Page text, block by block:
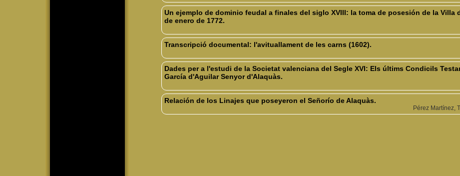
Un ejemplo de dominio feudal a finales del siglo XVIII: la toma de posesión de la Villa
de enero de 1772.
Transcripció documental: l'avituallament de les carns (1602).
Dades per a l'estudi de la Societat valenciana del Segle XVI: Els últims Condicils
García d'Aguilar Senyor d'Alaquàs.
Relación de los Linajes que poseyeron el Señorío de Alaquàs.
Pérez Martínez,